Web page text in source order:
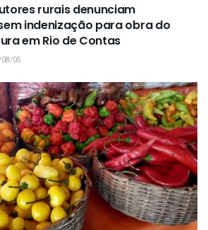
rurais denunciam
indenização para obra do
em Rio de Contas
05